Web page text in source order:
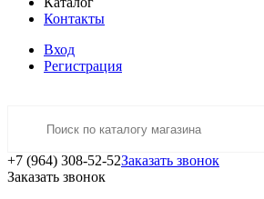
Контакты
Вход
Регистрация
+7 (964) 308-52-52Заказать звонок
Заказать звонок